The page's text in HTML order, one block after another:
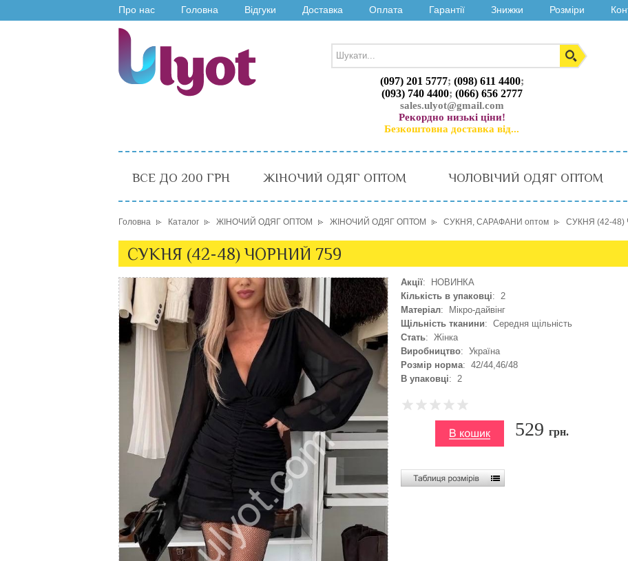
Про нас Головна Відгуки Доставка Оплата Гарантії Знижки Розміри
(097) 201 5777; (098) 611 4400;
(093) 740 4400; (066) 656 2777
sales.ulyot@gmail.com
Рекордно низькі ціни!
Безкоштовна доставка від...
ВСЕ ДО 200 ГРН ЖІНОЧИЙ ОДЯГ ОПТОМ ЧОЛОВІЧИЙ ОДЯГ ОПТОМ
Головна Каталог ЖІНОЧИЙ ОДЯГ ОПТОМ ЖІНОЧИЙ ОДЯГ ОПТОМ СУКНЯ, САРАФАНИ оптом СУКНЯ (42-
СУКНЯ (42-48) ЧОРНИЙ 759
Акції: НОВИНКА
Кількість в упаковці: 2
Матеріал: Мікро-дайвінг
Щільність тканини: Середня щільність
Стать: Жінка
Виробництво: Україна
Розмір норма: 42/44,46/48
В упаковці: 2
529 грн.